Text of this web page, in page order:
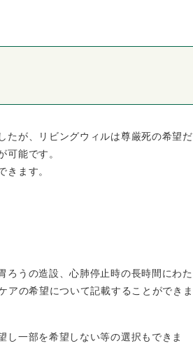
たが、リビングウィルは尊厳死の希望だ
可能です。
きます。
ろうの造設、心肺停止時の長時間にわた
アの希望について記載することができま
し一部を希望しない等の選択もできま